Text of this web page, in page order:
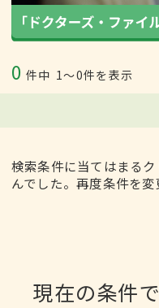
0 件中 1〜0件を表示
検索条件に当てはまる
んでした。再度条件を変
現在の条件